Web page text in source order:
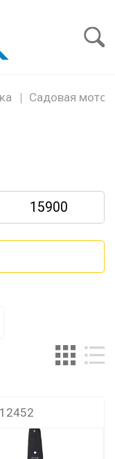
Садовая мото